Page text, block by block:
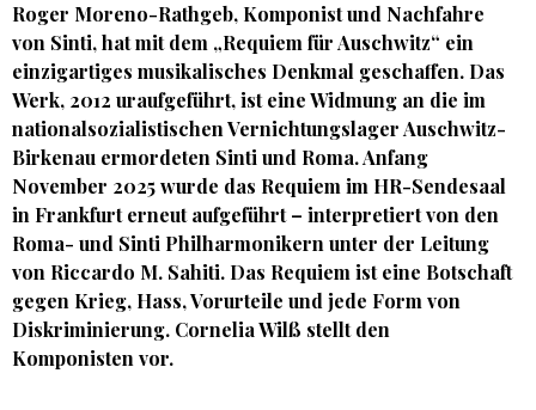
Roger Moreno-Rathgeb, Komponist und Nachfahre
von Sinti, hat mit dem „Requiem für Auschwitz“ ein
einzigartiges musikalisches Denkmal geschaffen. Das
Werk, 2012 uraufgeführt, ist eine Widmung an die im
nationalsozialistischen Vernichtungslager Auschwitz-
Birkenau ermordeten Sinti und Roma. Anfang
November 2025 wurde das Requiem im HR-Sendesaal
in Frankfurt erneut aufgeführt – interpretiert von den
Roma- und Sinti Philharmonikern unter der Leitung
von Riccardo M. Sahiti. Das Requiem ist eine Botschaft
gegen Krieg, Hass, Vorurteile und jede Form von
Diskriminierung. Cornelia Wilß stellt den
Komponisten vor.